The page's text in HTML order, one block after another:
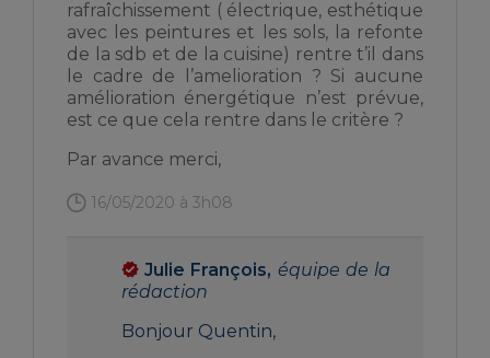
rafraîchissement ( électrique, esthétique
avec les peintures et les sols, la refonte
de la sdb et de la cuisine) rentre t’il dans
le cadre de l’amelioration ? Si aucune
amélioration énergétique n’est prévue,
est ce que cela rentre dans le critère ?
Par avance merci,
16/05/2020 à 3h08
Julie François, équipe de la
rédaction
Bonjour Quentin,